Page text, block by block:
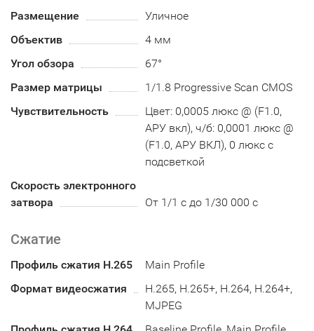
Размещение
Уличное
Объектив
4 мм
Угол обзора
67°
Размер матрицы
1/1.8 Progressive Scan CMOS
Чувствительность
Цвет: 0,0005 люкс @ (F1.0,
АРУ вкл), ч/б: 0,0001 люкс @
(F1.0, АРУ ВКЛ), 0 люкс с
подсветкой
Скорость электронного
затвора
От 1/1 с до 1/30 000 с
Сжатие
Профиль сжатия H.265
Main Profile
Формат видеосжатия
H.265, H.265+, H.264, H.264+,
MJPEG